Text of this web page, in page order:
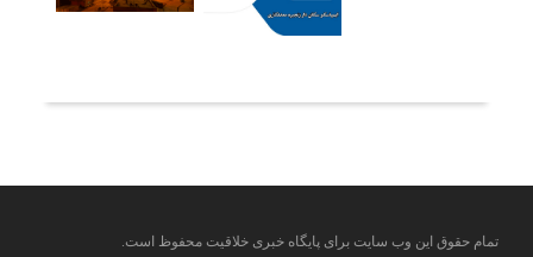
تمام حقوق این وب سایت برای پایگاه خبری خلاقیت محفوظ است.